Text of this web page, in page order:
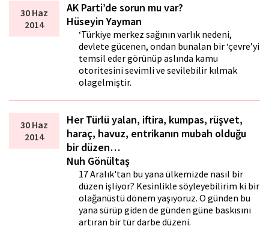
30 Haz
2014
AK Parti’de sorun mu var?
Hüseyin Yayman
‘Türkiye merkez sağının varlık nedeni,
devlete gücenen, ondan bunalan bir ‘çevre’yi
temsil eder görünüp aslında kamu
otoritesini sevimli ve sevilebilir kılmak
olagelmiştir.
30 Haz
2014
Her Türlü yalan, iftira, kumpas, rüşvet,
haraç, havuz, entrikanın mubah olduğu
bir düzen…
Nuh Gönültaş
17 Aralık'tan bu yana ülkemizde nasıl bir
düzen işliyor? Kesinlikle söyleyebilirim ki bir
olağanüstü dönem yaşıyoruz. O günden bu
yana sürüp giden de günden güne baskısını
artıran bir tür darbe düzeni.